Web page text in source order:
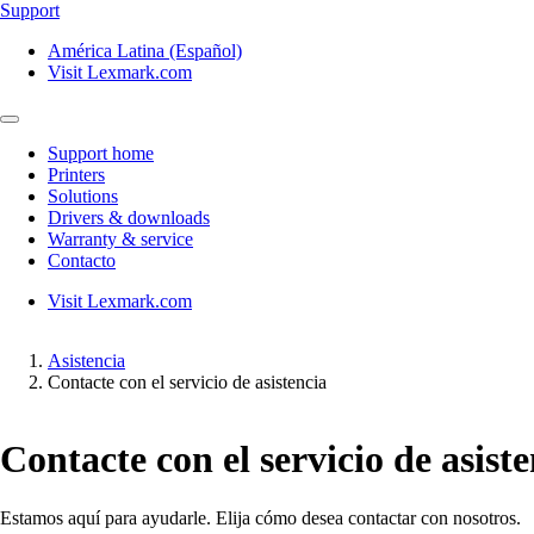
Support
América Latina (Español)
Visit Lexmark.com
Support home
Printers
Solutions
Drivers & downloads
Warranty & service
Contacto
Visit Lexmark.com
Asistencia
Contacte con el servicio de asistencia
Contacte con el servicio de
Estamos aquí para ayudarle. Elija cómo desea contactar con nosotros.